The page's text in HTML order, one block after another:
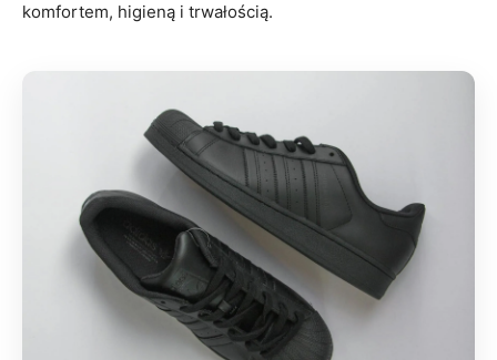
komfortem, higieną i trwałością.